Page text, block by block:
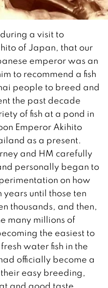
a visit to
of Japan, that our
emperor was an
to recommend a fish
people to breed and
the past decade
of fish at a pond in
Emperor Akihito
as a present.
and HM carefully
personally began to
on how
until those ten
thousands, and then,
many millions of
the easiest to
water fish in the
officially become a
easy breeding,